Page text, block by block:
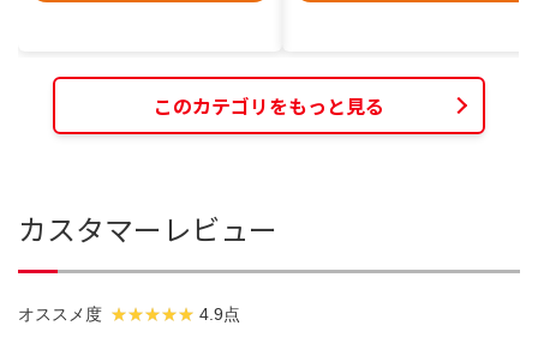
このカテゴリをもっと見る
カスタマーレビュー
オススメ度 4.9点